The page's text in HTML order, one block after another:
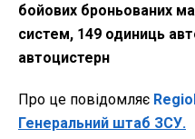
бойових броньованих
систем, 149 одиниць
автоцистерн
Про це повідомляє
Генеральний штаб ЗСУ.